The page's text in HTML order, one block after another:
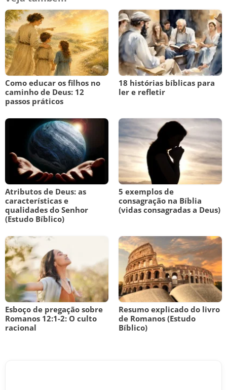
Como educar os filhos no
caminho de Deus: 12
passos práticos
18 histórias bíblicas para
ler e refletir
Atributos de Deus: as
características e
qualidades do Senhor
(Estudo Bíblico)
5 exemplos de
consagração na Bíblia
(vidas consagradas a Deus)
Esboço de pregação sobre
Romanos 12:1-2: O culto
racional
Resumo explicado do livro
de Romanos (Estudo
Bíblico)